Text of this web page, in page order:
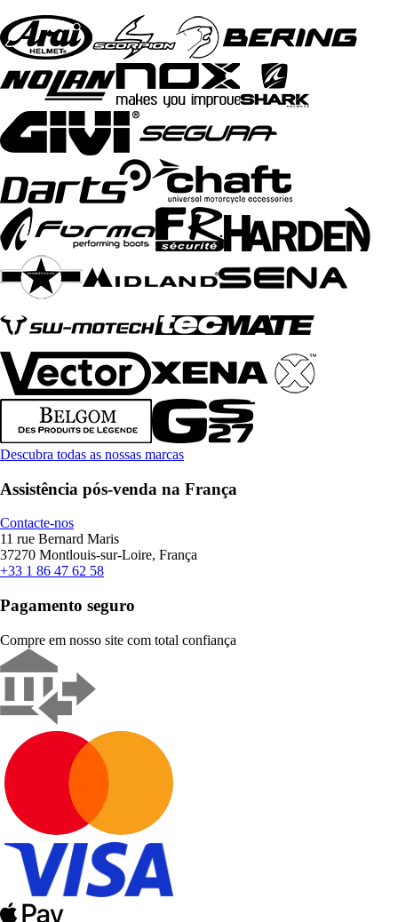
Descubra todas as nossas marcas
Assistência pós-venda na França
Contacte-nos
11 rue Bernard Maris
37270 Montlouis-sur-Loire, França
+33 1 86 47 62 58
Pagamento seguro
Compre em nosso site com total confiança